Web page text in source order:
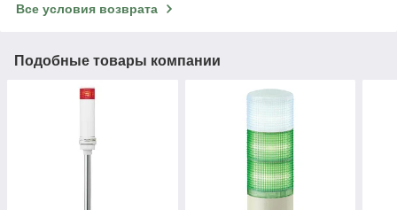
Все условия возврата
Подобные товары компании